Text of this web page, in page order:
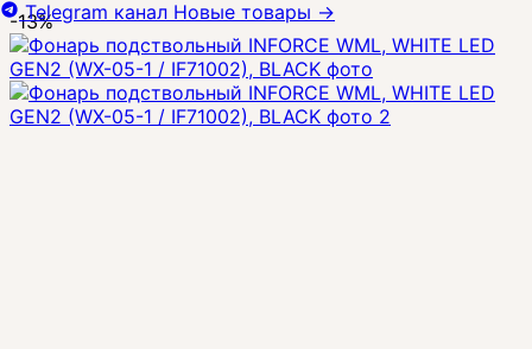
-13%
Telegram канал Новые товары →